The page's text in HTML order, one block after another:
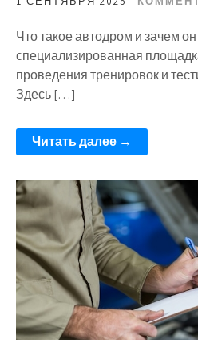
Что такое автодром и зачем
специализированная
проведения тренировок и
Здесь […]
Читать далее →